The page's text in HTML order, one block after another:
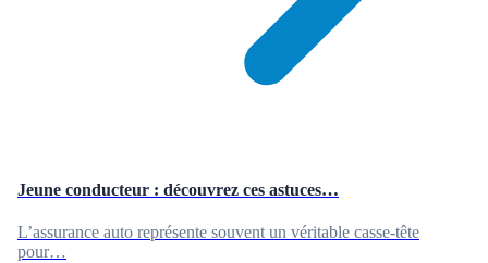
Jeune conducteur : découvrez ces astuces…
L’assurance auto représente souvent un véritable casse-tête
pour…